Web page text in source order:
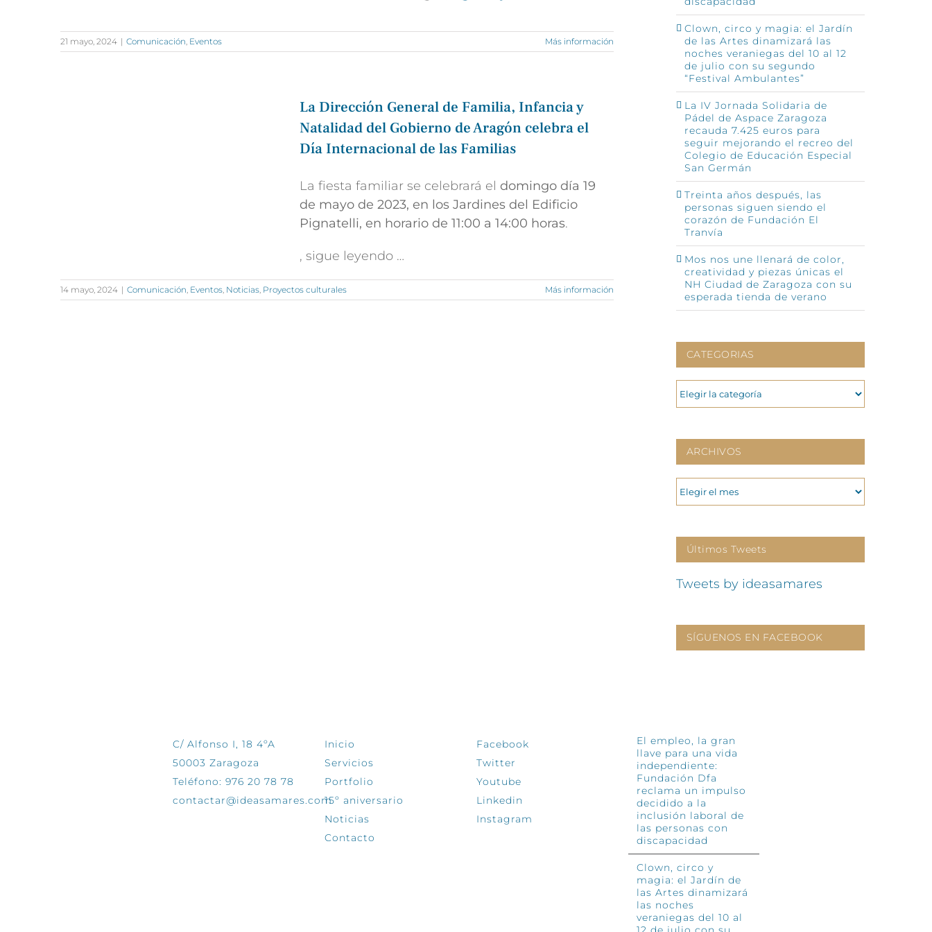
21 mayo, 2024 | Comunicación, Eventos Más información
La Dirección General de Familia, Infancia y
Natalidad del Gobierno de Aragón celebra el
Día Internacional de las Familias
La fiesta familiar se celebrará el domingo día 19
de mayo de 2023, en los Jardines del Edificio
Pignatelli, en horario de 11:00 a 14:00 horas.
, sigue leyendo …
14 mayo, 2024 | Comunicación, Eventos, Noticias, Proyectos culturales Más información
Clown, circo y magia: el Jardín
de las Artes dinamizará las
noches veraniegas del 10 al 12
de julio con su segundo
“Festival Ambulantes”
La IV Jornada Solidaria de
Pádel de Aspace Zaragoza
recauda 7.425 euros para
seguir mejorando el recreo del
Colegio de Educación Especial
San Germán
Treinta años después, las
personas siguen siendo el
corazón de Fundación El
Tranvía
Mos nos une llenará de color,
creatividad y piezas únicas el
NH Ciudad de Zaragoza con su
esperada tienda de verano
CATEGORIAS
CATEGORIAS
ARCHIVOS
ARCHIVOS
Últimos Tweets
Tweets by ideasamares
SÍGUENOS EN FACEBOOK
C/ Alfonso I, 18 4ºA
50003 Zaragoza
Teléfono: 976 20 78 78
contactar@ideasamares.com
Inicio
Servicios
Portfolio
15º aniversario
Noticias
Contacto
Facebook
Twitter
Youtube
Linkedin
Instagram
El empleo, la gran
llave para una vida
independiente:
Fundación Dfa
reclama un impulso
decidido a la
inclusión laboral de
las personas con
discapacidad
Clown, circo y
magia: el Jardín de
las Artes dinamizará
las noches
veraniegas del 10 al